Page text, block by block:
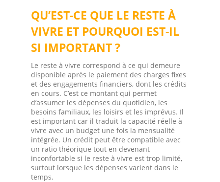
QU’EST-CE QUE LE RESTE À
VIVRE ET POURQUOI EST-IL
SI IMPORTANT ?
Le reste à vivre correspond à ce qui demeure
disponible après le paiement des charges fixes
et des engagements financiers, dont les crédits
en cours. C’est ce montant qui permet
d’assumer les dépenses du quotidien, les
besoins familiaux, les loisirs et les imprévus. Il
est important car il traduit la capacité réelle à
vivre avec un budget une fois la mensualité
intégrée. Un crédit peut être compatible avec
un ratio théorique tout en devenant
inconfortable si le reste à vivre est trop limité,
surtout lorsque les dépenses varient dans le
temps.